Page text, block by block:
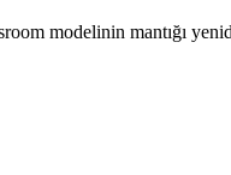
modelinin mantığı